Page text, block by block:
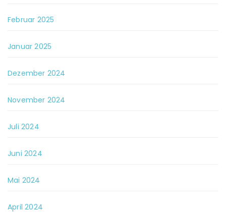
Februar 2025
Januar 2025
Dezember 2024
November 2024
Juli 2024
Juni 2024
Mai 2024
April 2024